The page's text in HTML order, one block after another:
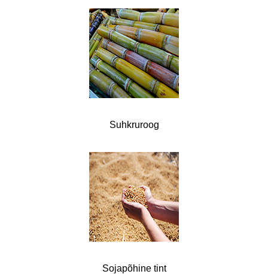
Suhkruroog
Sojapõhine tint